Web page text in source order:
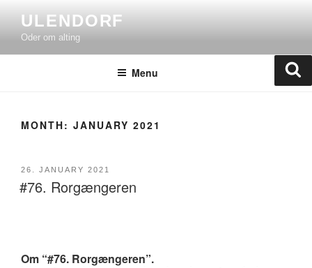
content
ULENDORF
Oder om alting
Menu
MONTH: JANUARY 2021
POSTED
ON
26. JANUARY 2021
#76. Rorgængeren
Om “#76. Rorgængeren”.